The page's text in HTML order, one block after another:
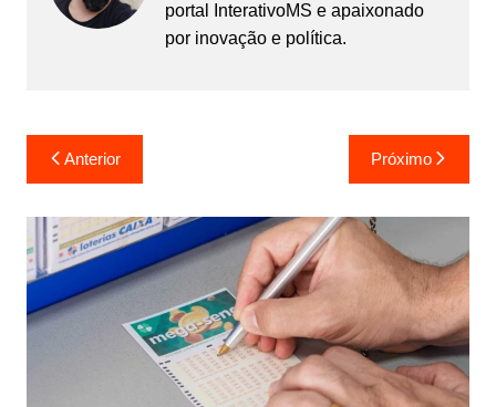
portal InterativoMS e apaixonado
por inovação e política.
Navegação
de
Post
Anterior Próximo